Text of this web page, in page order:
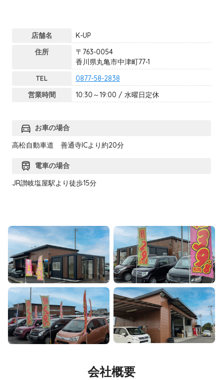
店舗名
K-UP
住所
〒763-0054
香川県丸亀市中津町77-1
TEL
0877-58-2838
営業時間
10:30～19:00 / 水曜日定休
directions_car お車の場合
高松自動車道 善通寺ICより約20分
train
電車の場合
JR讃岐塩屋駅より徒歩15分
会社概要